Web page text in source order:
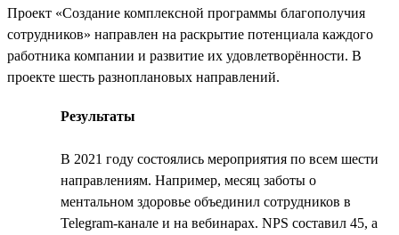
Проект «Создание комплексной программы благополучия
сотрудников» направлен на раскрытие потенциала каждого
работника компании и развитие их удовлетворённости. В
проекте шесть разноплановых направлений.
Результаты
В 2021 году состоялись мероприятия по всем шести
направлениям. Например, месяц заботы о
ментальном здоровье объединил сотрудников в
Telegram-канале и на вебинарах. NPS составил 45, а